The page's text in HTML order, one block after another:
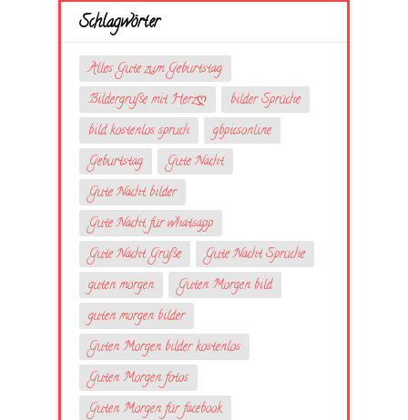
Schlagwörter
Alles Gute zum Geburtstag
Bildergrüße mit Herzღ
bilder Sprüche
bild kostenlos spruch
gbpicsonline
Geburtstag
Gute Nacht
Gute Nacht bilder
Gute Nacht für whatsapp
Gute Nacht Grüße
Gute Nacht Sprüche
guten morgen
Guten Morgen bild
guten morgen bilder
Guten Morgen bilder kostenlos
Guten Morgen fotos
Guten Morgen für facebook